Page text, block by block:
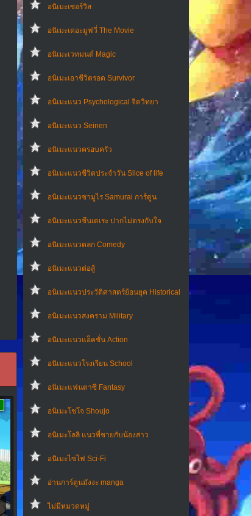
อนิเมะเซอร์วิส
อนิเมะเดอะมูฟวี่ The Movie
อนิเมะเวทมนต์ Magic
อนิเมะเอาชีวิตรอด Survivor
อนิเมะแนว Psychological จิตวิทยา
อนิเมะแนว Seinen
อนิเมะแนวครอบครัว
อนิเมะแนวชีวิตประจําวัน Slice of life
อนิเมะแนวซามูไร Samurai การ์ตูน
อนิเมะแนวซึนเดเระ ปากไม่ตรงกับใจ
อนิเมะแนวตลก Comedy
อนิเมะแนวต่อสู้
อนิเมะแนวประวัติศาสตร์ย้อนยุค Historical
อนิเมะแนวสงคราม Military
อนิเมะแนวแอ็คชั่น Action
อนิเมะแนวโรงเรียน School
อนิเมะแฟนตาซี Fantasy
อนิเมะโชโจ Shoujo
อนิเมะโลลิ แนวพี่ชายกับน้องสาว
อนิเมะไซไฟ Sci-Fi
อ่านการ์ตูนมังงะ manga
ไม่มีหมวดหมู่